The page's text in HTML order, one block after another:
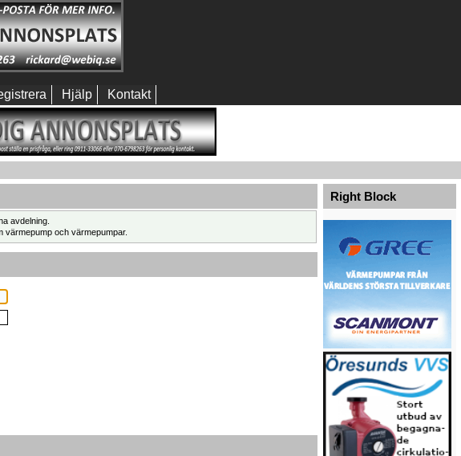
Hjälp Kontakt
avdelning.
värmepump och värmepumpar.
Right Block